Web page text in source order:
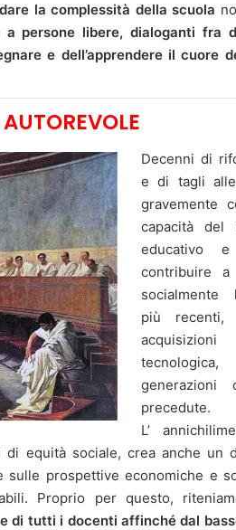
la complessità della scuola
a persone libere, dialoganti fra
e dell’apprendere il cuore
Decenni di
e di tagli
gravemente
capacità del
educativo
contribuire
socialmente
più recenti,
precedute.
L’
equità sociale, crea anche un
sulle prospettive economiche e
Proprio per questo,
di tutti i docenti affinché dal